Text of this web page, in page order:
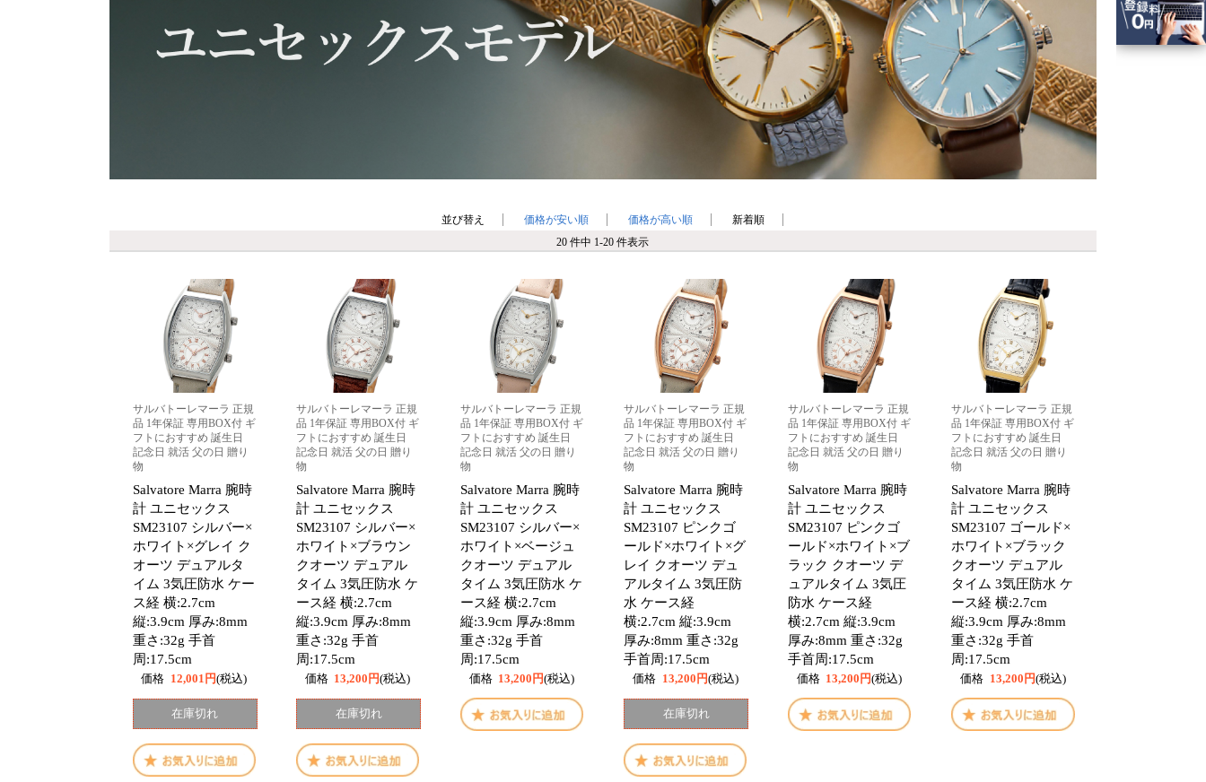
並び替え 価格が安い順 価格が高い順
新着順
20 件中 1-20 件表示
サルバトーレマーラ 正規
品 1年保証 専用BOX付 ギ
フトにおすすめ 誕生日
記念日 就活 父の日 贈り
物
Salvatore Marra 腕時
計 ユニセックス
SM23107 シルバー×
ホワイト×グレイ ク
オーツ デュアルタ
イム 3気圧防水 ケー
ス経 横:2.7cm
縦:3.9cm 厚み:8mm
重さ:32g 手首
周:17.5cm
価格 12,001円(税込)
在庫切れ
サルバトーレマーラ 正規
品 1年保証 専用BOX付 ギ
フトにおすすめ 誕生日
記念日 就活 父の日 贈り
物
Salvatore Marra 腕時
計 ユニセックス
SM23107 シルバー×
ホワイト×ブラウン
クオーツ デュアル
タイム 3気圧防水 ケ
ース経 横:2.7cm
縦:3.9cm 厚み:8mm
重さ:32g 手首
周:17.5cm
価格 13,200円(税込)
在庫切れ
サルバトーレマーラ 正規
品 1年保証 専用BOX付 ギ
フトにおすすめ 誕生日
記念日 就活 父の日 贈り
物
Salvatore Marra 腕時
計 ユニセックス
SM23107 シルバー×
ホワイト×ベージュ
クオーツ デュアル
タイム 3気圧防水 ケ
ース経 横:2.7cm
縦:3.9cm 厚み:8mm
重さ:32g 手首
周:17.5cm
価格 13,200円(税込)
サルバトーレマーラ 正規
品 1年保証 専用BOX付 ギ
フトにおすすめ 誕生日
記念日 就活 父の日 贈り
物
Salvatore Marra 腕時
計 ユニセックス
SM23107 ピンクゴ
ールド×ホワイト×グ
レイ クオーツ デュ
アルタイム 3気圧防
水 ケース経
横:2.7cm 縦:3.9cm
厚み:8mm 重さ:32g
手首周:17.5cm
価格 13,200円(税込)
在庫切れ
サルバトーレマーラ 正規
品 1年保証 専用BOX付 ギ
フトにおすすめ 誕生日
記念日 就活 父の日 贈り
物
Salvatore Marra 腕時
計 ユニセックス
SM23107 ピンクゴ
ールド×ホワイト×ブ
ラック クオーツ デ
ュアルタイム 3気圧
防水 ケース経
横:2.7cm 縦:3.9cm
厚み:8mm 重さ:32g
手首周:17.5cm
価格 13,200円(税込)
サルバトーレマーラ 正規
品 1年保証 専用BOX付 ギ
フトにおすすめ 誕生日
記念日 就活 父の日 贈り
物
Salvatore Marra 腕時
計 ユニセックス
SM23107 ゴールド×
ホワイト×ブラック
クオーツ デュアル
タイム 3気圧防水 ケ
ース経 横:2.7cm
縦:3.9cm 厚み:8mm
重さ:32g 手首
周:17.5cm
価格 13,200円(税込)